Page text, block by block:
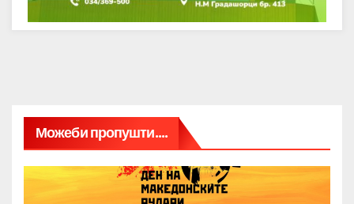
Можеби пропушти....